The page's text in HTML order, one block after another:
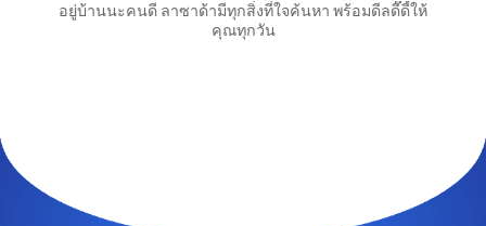
อยู่บ้านนะคนดี ลาซาด้ามีทุกสิ่งที่ใจค้นหา พร้อมดีลดี๊ดี้ให้
คุณทุกวัน